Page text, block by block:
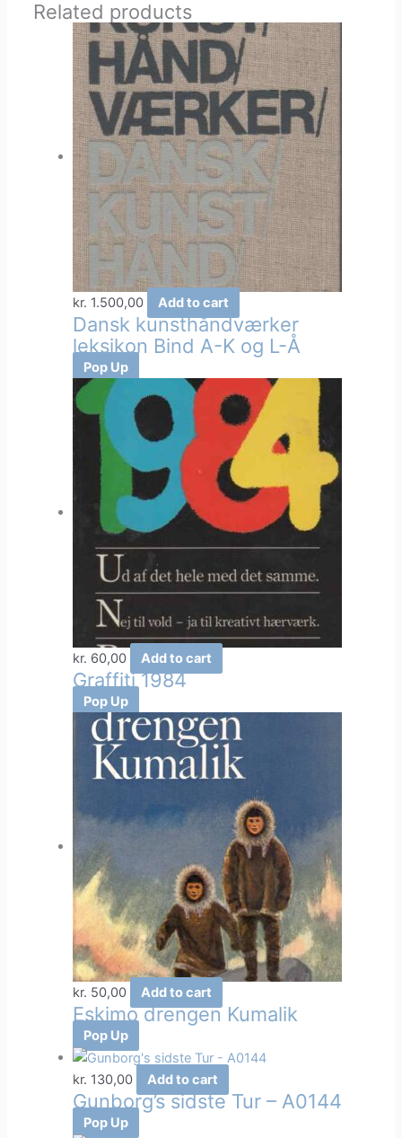
Related products
kr. 1.500,00 Add to cart
Dansk kunsthåndværker
leksikon Bind A-K og L-Å
Pop Up
kr. 60,00 Add to cart
Graffiti 1984
Pop Up
kr. 50,00 Add to cart
Eskimo drengen Kumalik
Pop Up
kr. 130,00 Add to cart
Gunborg’s sidste Tur – A0144
Pop Up